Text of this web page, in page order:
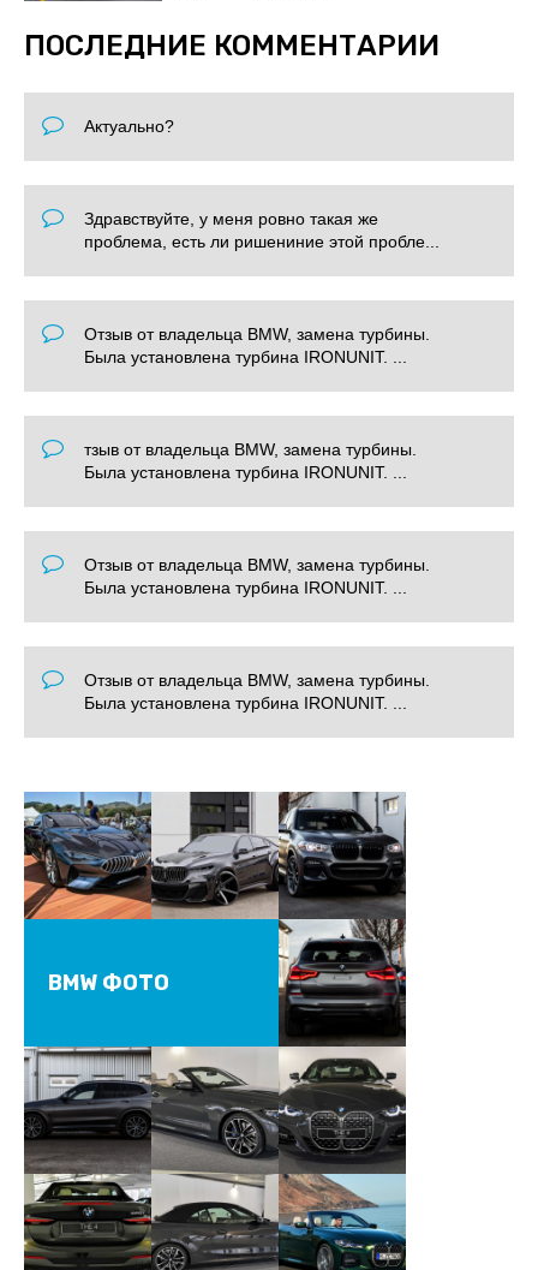
ПОСЛЕДНИЕ КОММЕНТАРИИ
Актуально?
Здравствуйте, у меня ровно такая же
проблема, есть ли ришениние этой пробле...
Отзыв от владельца BMW, замена турбины.
Была установлена турбина IRONUNIT. ...
тзыв от владельца BMW, замена турбины.
Была установлена турбина IRONUNIT. ...
Отзыв от владельца BMW, замена турбины.
Была установлена турбина IRONUNIT. ...
Отзыв от владельца BMW, замена турбины.
Была установлена турбина IRONUNIT. ...
BMW ФОТО